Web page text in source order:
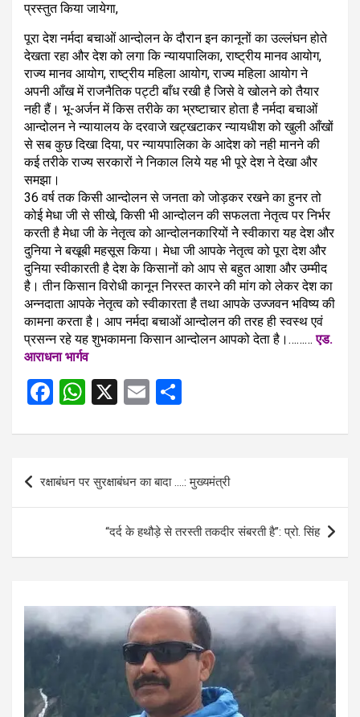
प्रस्तुत किया जायेगा,
पूरा देश नर्मदा बचाओं आन्दोलन के दौरान इन कानूनों का उल्लंघन होते
देखता रहा और देश को लगा कि न्यायपालिका, राष्ट्रीय मानव आयोग,
राज्य मानव आयोग, राष्ट्रीय महिला आयोग, राज्य महिला आयोग ने
अपनी आँख में राजनैतिक पट्टी बाँध रखी है जिसे वे खोलने को तैयार
नही हैं। भू-अर्जन में किस तरीके का भ्रष्टाचार होता है नर्मदा बचाओं
आन्दोलन ने न्यायालय के दरवाजे खट्खटाकर न्यायधीश को खुली आँखों
से सब कुछ दिखा दिया, पर न्यायपालिका के आदेश को नही मानने की
कई तरीके राज्य सरकारों ने निकाल लिये यह भी पूरे देश ने देखा और
समझा।
36 वर्ष तक किसी आन्दोलन से जनता को जोड़कर रखने का हुनर तो
कोई मेधा जी से सीखे, किसी भी आन्दोलन की सफलता नेतृत्व पर निर्भर
करती है मेधा जी के नेतृत्व को आन्दोलनकारियों नेे स्वीकारा यह देश और
दुनिया ने बखूबी महसूस किया। मेधा जी आपके नेतृत्व को पूरा देश और
दुनिया स्वीकारती है देश के किसानों को आप से बहुत आशा और उम्मीद
है। तीन किसान विरोधी कानून निरस्त कारने की मांग को लेकर देश का
अन्नदाता आपके नेतृत्व को स्वीकारता है तथा आपके उज्जवन भविष्य की
कामना करता है। आप नर्मदा बचाओं आन्दोलन की तरह ही स्वस्थ एवं
प्रसन्न रहे यह शुभकामना किसान आन्दोलन आपको देता है।………एड.
आराधना भार्गव
F
ce
b
o
W
at
A
X
E
ail ar
Post
navigation
रक्षाबंधन पर सुरक्षाबंधन का बादा ….: मुख्यमंत्री
“दर्द के हथौड़े से तरस्ती तकदीर संबरती है”: प्रो. सिंह